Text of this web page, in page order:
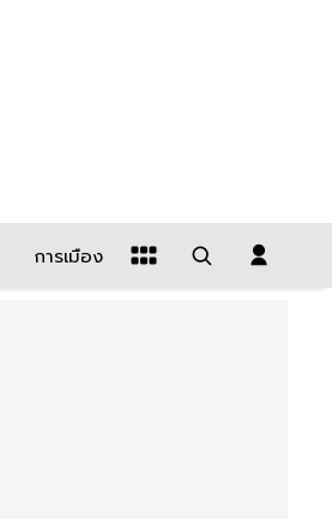
การเมือง